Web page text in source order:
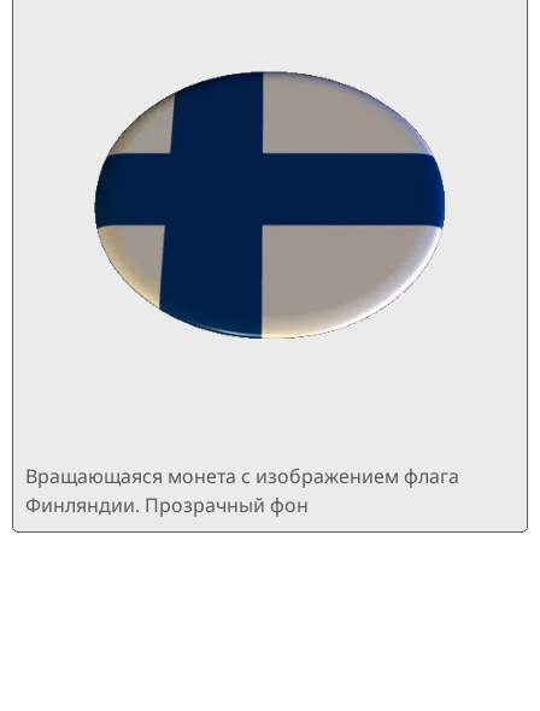
Вращающаяся монета с изображением флага
Финляндии. Прозрачный фон